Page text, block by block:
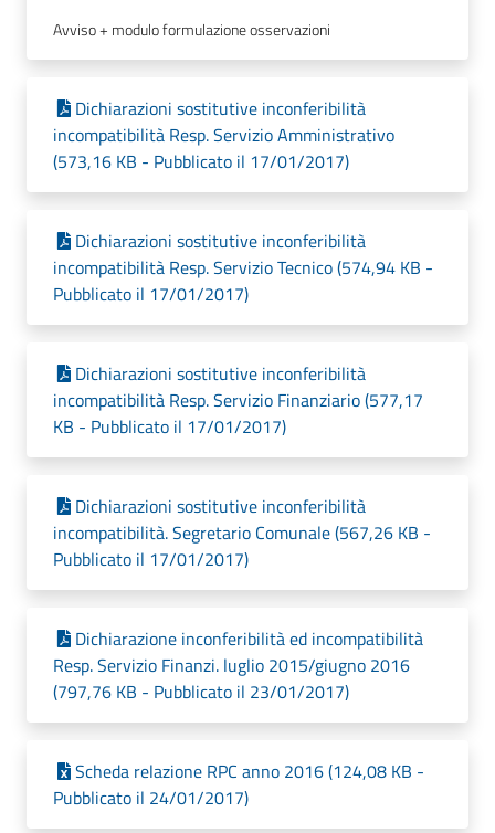
Avviso + modulo formulazione osservazioni
Dichiarazioni sostitutive inconferibilità
incompatibilità Resp. Servizio Amministrativo
(573,16 KB - Pubblicato il 17/01/2017)
Dichiarazioni sostitutive inconferibilità
incompatibilità Resp. Servizio Tecnico (574,94 KB -
Pubblicato il 17/01/2017)
Dichiarazioni sostitutive inconferibilità
incompatibilità Resp. Servizio Finanziario (577,17
KB - Pubblicato il 17/01/2017)
Dichiarazioni sostitutive inconferibilità
incompatibilità. Segretario Comunale (567,26 KB -
Pubblicato il 17/01/2017)
Dichiarazione inconferibilità ed incompatibilità
Resp. Servizio Finanzi. luglio 2015/giugno 2016
(797,76 KB - Pubblicato il 23/01/2017)
Scheda relazione RPC anno 2016 (124,08 KB -
Pubblicato il 24/01/2017)